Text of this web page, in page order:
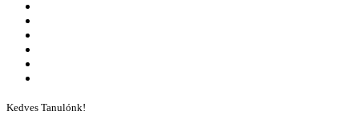
Kedves Tanulónk!